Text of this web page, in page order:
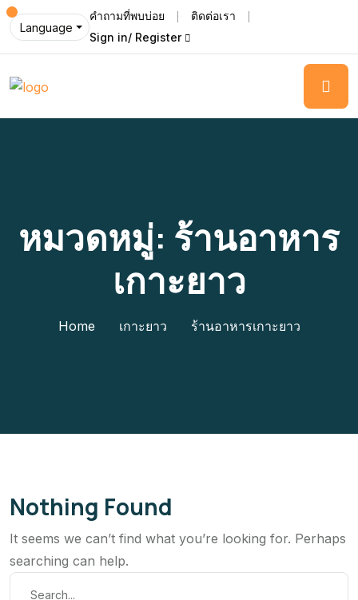
Language
คำถามที่พบบ่อย
ติดต่อเรา
Sign in/ Register
หมวดหมู่: ร้านอาหาร
เกาะยาว
Home เกาะยาว ร้านอาหารเกาะยาว
Nothing Found
It seems we can’t find what you’re looking for. Perhaps
searching can help.